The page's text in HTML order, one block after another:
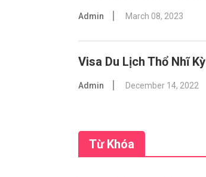
Admin March 08, 2023
Visa Du Lịch Thổ Nhĩ Kỳ
Admin December 14, 2022
Từ Khóa